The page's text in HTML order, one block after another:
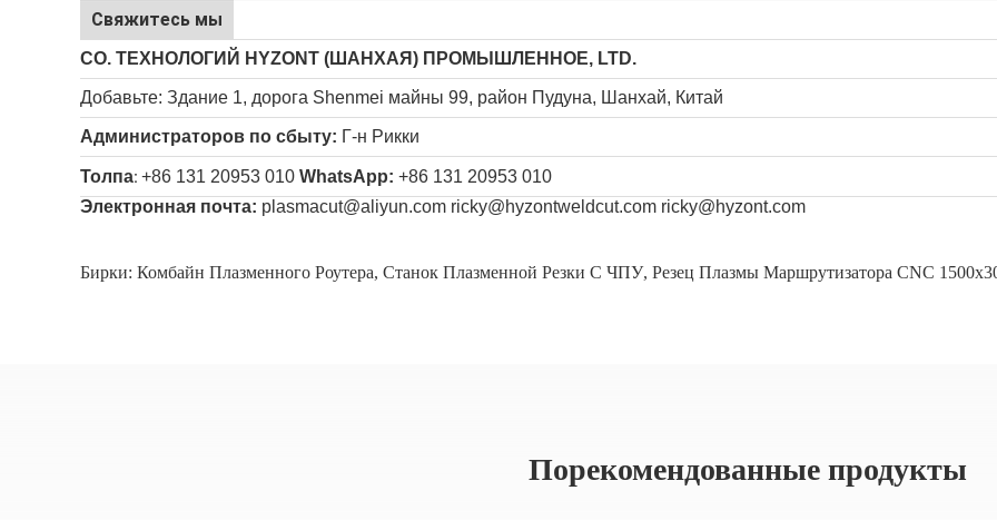
Свяжитесь мы
CO. ТЕХНОЛОГИЙ HYZONT (ШАНХАЯ) ПРОМЫШЛЕННОЕ, LTD.
Добавьте: Здание 1, дорога Shenmei майны 99, район Пудуна, Шанхай, Китай
Администраторов по сбыту: Г-н Рикки
Толпа: +86 131 20953 010 WhatsApp: +86 131 20953 010
Электронная почта: plasmacut@aliyun.com ricky@hyzontweldcut.com ricky@hyzont.com
Бирки: Комбайн Плазменного Роутера, Станок Плазменной Резки С ЧПУ, Резец Плазмы Маршрутизатора CNC
Порекомендованные продукты